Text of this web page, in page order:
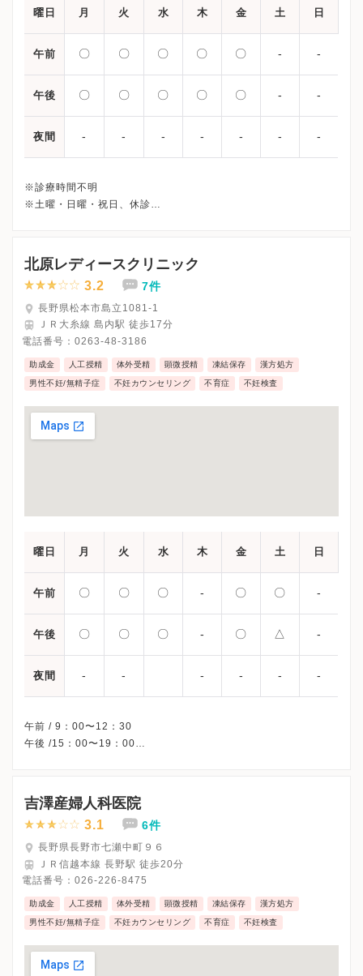
曜日 月 火 水 木 金 土 日
午前 〇 〇 〇 〇 〇 - -
午後 〇 〇 〇 〇 〇 - -
夜間 - - - - - - -
※診療時間不明
※土曜・日曜・祝日、休診
北原レディースクリニック
3.2 7件
長野県松本市島立1081-1
ＪＲ大糸線 島内駅 徒歩17分
電話番号： 0263-48-3186
助成金 人工授精 体外受精 顕微授精 凍結保存 漢方処方
男性不妊/無精子症 不妊カウンセリング 不育症 不妊検査
曜日 月 火 水 木 金 土 日
午前 〇 〇 〇 - 〇 〇 -
午後 〇 〇 〇 - 〇 △ -
夜間 - - - - - -
午前 / 9：00〜12：30
午後 /15：00〜19：00
※詳細はクリニックHPを確認、または直接お問い合わせくださ
吉澤産婦人科医院
3.1 6件
長野県長野市七瀬中町９６
ＪＲ信越本線 長野駅 徒歩20分
電話番号： 026-226-8475
助成金 人工授精 体外受精 顕微授精 凍結保存 漢方処方
男性不妊/無精子症 不妊カウンセリング 不育症 不妊検査